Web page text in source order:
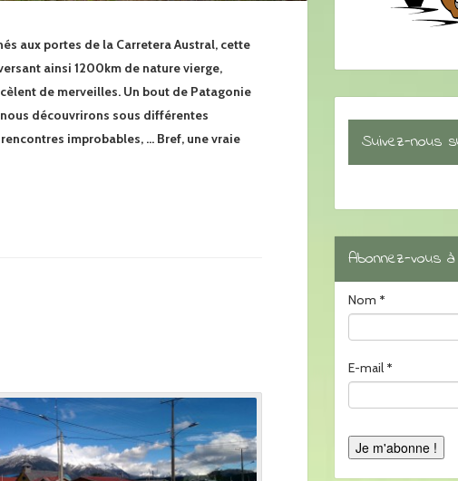
aux portes de la Carretera Austral, cette
ainsi 1200km de nature vierge,
de merveilles. Un bout de Patagonie
découvrirons sous différentes
improbables, … Bref, une vraie
Suivez-nous
Abonnez-vous
Nom *
E-mail *